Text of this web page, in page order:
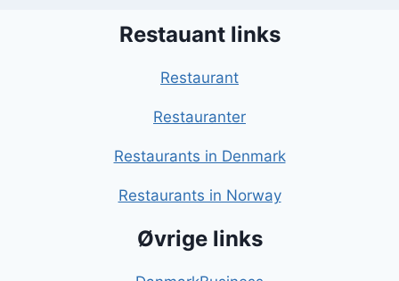
Restauant links
Restaurant
Restauranter
Restaurants in Denmark
Restaurants in Norway
Øvrige links